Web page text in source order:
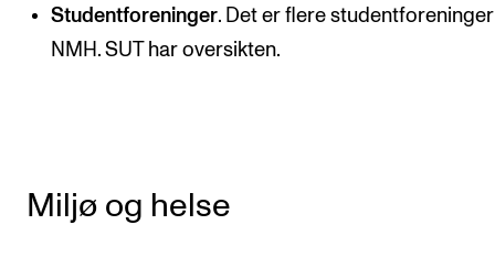
Studentforeninger. Det er flere
NMH. SUT har oversikten.
Miljø og helse